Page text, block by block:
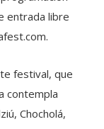
entrada libre
festival, que
contempla
Chocholá,